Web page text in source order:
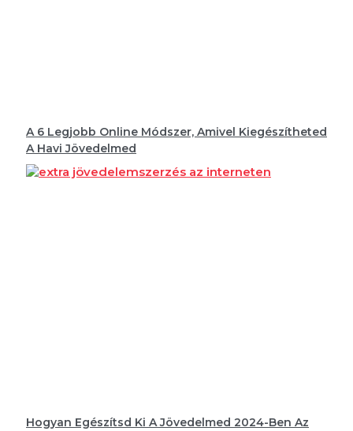
A 6 Legjobb Online Módszer, Amivel Kiegészítheted
A Havi Jövedelmed
Hogyan Egészítsd Ki A Jövedelmed 2024-Ben Az